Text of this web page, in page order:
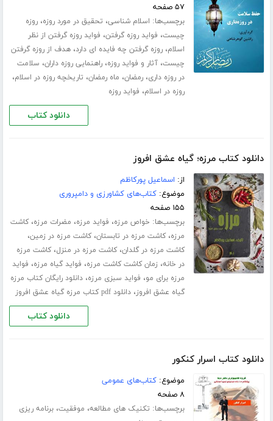
۵۷ صفحه
برچسب‌ها: اسلام شناسی، تحقیق در مورد روزه،روزه
چیست، فواید روزه گرفتن، فواید روزه گرفتن از نظر
اسلام،روزه گرفتن چه فایده ای دارد،هدف از روزه گرفتن
چیست،آثار و فواید روزه،راهنمایی روزه داران، سلامت
در روزه داری،رمضان، ماه رمضان، تاریخچه روزه در اسلام،
روزه در اسلام، فواید روزه
دانلود کتاب
دانلود کتاب مرزه؛ گیاه عشق افروز
از: اسماعیل پورکاظم
موضوع:کتاب‌های کشاورزی و دامپروری
۱۵۵ صفحه
برچسب‌ها: خواص مرزه، فواید مرزه، مضرات مرزه،کاشت
مرزه،کاشت مرزه در تابستان،کاشت مرزه در زمین،
کاشت مرزه در گلدان،کاشت مرزه در منزل،کاشت مرزه
در خانه، زمان کاشت کاشت مرزه، فواید گیاه مرزه، فواید
مرزه برای مو، فواید سبزی مرزه،دانلود رایگان کتاب مرزه
گیاه عشق افروز،دانلود pdf کتاب مرزه گیاه عشق افروز
دانلود کتاب
دانلود کتاب اسرار کنکور
موضوع:کتاب‌های عمومی
۸ صفحه
برچسب‌ها: تکنیک های مطالعه، موفقیت،برنامه ریزی